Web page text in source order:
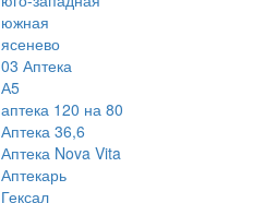
южная
ясенево
03 Аптека
А5
аптека 120 на 80
Аптека 36,6
Аптека Nova Vita
Аптекарь
Гексал